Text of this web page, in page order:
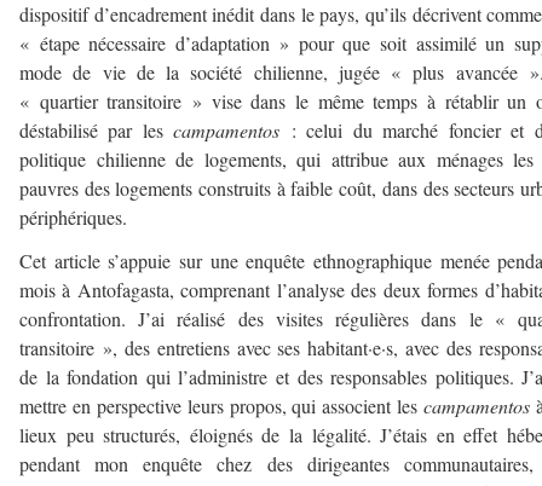
dispositif d’encadrement inédit dans le pays, qu’ils décrivent
« étape nécessaire d’adaptation » pour que soit assimilé un
mode de vie de la société chilienne, jugée « plus avancée
« quartier transitoire » vise dans le même temps à rétablir un
déstabilisé par lescampamentos : celui du marché foncier et
politique chilienne de logements, qui attribue aux ménages les
pauvres des logements construits à faible coût, dans des secteurs
périphériques.
Cet article s’appuie sur une enquête ethnographique menée
mois à Antofagasta, comprenant l’analyse des deux formes
confrontation. J’ai réalisé des visites régulières dans le «
transitoire », des entretiens avec ses habitant·e·s, avec des
de la fondation qui l’administre et des responsables politiques.
mettre en perspective leurs propos, qui associent lescampamentos
lieux peu structurés, éloignés de la légalité. J’étais en effet
pendant mon enquête chez des dirigeantes